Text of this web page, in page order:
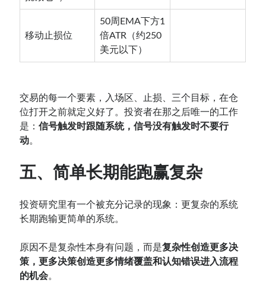
移动止损位
50周EMA下方1
倍ATR（约250
美元以下）
交易的每一个要素，入场区、止损、三个目标，在仓
位打开之前就定义好了。投资者在那之后唯一的工作
是：信号触发时跟随系统，信号没有触发时不要行
动。
五、简单长期能跑赢复杂
投资研究里有一个被充分记录的现象：更复杂的系统
长期跑输更简单的系统。
原因不是复杂性本身有问题，而是复杂性创造更多决
策，更多决策创造更多情绪覆盖和认知错误进入流程
的机会。